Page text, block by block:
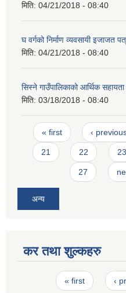
मिति: 04/21/2018 - 08:40
घ वर्गको निर्माण व्यवसायी इजाजत
मिति: 04/21/2018 - 08:40
सिस्ने गाउँपालिकाको आर्थिक सहायता
मिति: 03/18/2018 - 08:40
Pages
« first ‹
21 22 23
27
अन्य
कर तथा शुल्कहरु
Pages« first ‹